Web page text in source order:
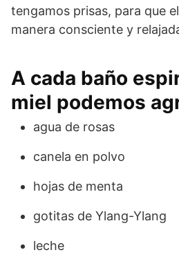
tengamos prisas, para que
manera consciente y
A cada baño
miel podemos
agua de rosas
canela en polvo
hojas de menta
gotitas de Ylang-Ylang
leche